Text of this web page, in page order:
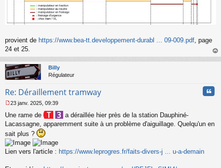
provient de https://www.bea-tt.developpement-durabl ... 09-009.pdf , page
24 et 25.
au
Billy
Régulateur
Re: Déraillement tramway
e
s
s
a
g
e
23 janv. 2025, 09:39
Une rame de
a déraillée hier près de la station Dauphiné-
Lacassagne, apparemment suite à un problème d'aiguillage. Quelqu'un en
sait plus ?
Lien vers l'article : https://www.leprogres.fr/faits-divers-j ... u-a-demain